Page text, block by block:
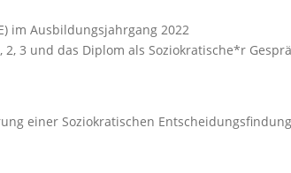
im Ausbildungsjahrgang 2022
2, 3 und das Diplom als Soziokratische*r
einer Soziokratischen